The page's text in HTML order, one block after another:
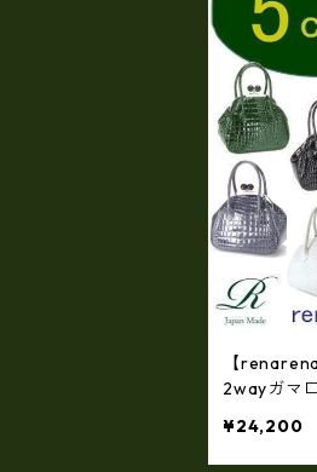
【
2wayガマ
¥24,200